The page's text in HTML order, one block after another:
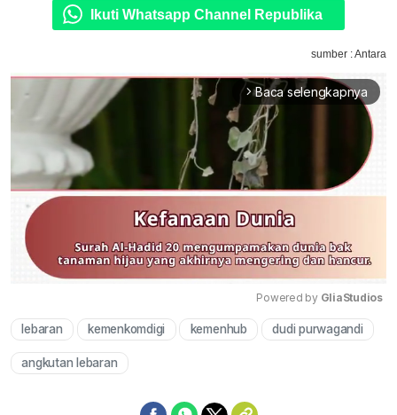
Ikuti Whatsapp Channel Republika
sumber : Antara
arrow_forward_ios Baca selengkapnya
Mute
Powered by GliaStudios
lebaran kemenkomdigi kemenhub dudi purwagandi
angkutan lebaran